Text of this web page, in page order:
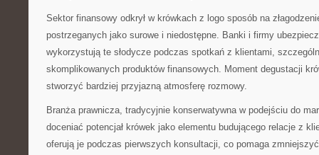
Sektor finansowy odkrył w krówkach z logo sposób na
postrzeganych jako surowe i niedostępne. Banki i firmy
wykorzystują te słodycze podczas spotkań z klientami,
skomplikowanych produktów finansowych. Moment degustacji
stworzyć bardziej przyjazną atmosferę rozmowy.
Branża prawnicza, tradycyjnie konserwatywna w podejściu do
doceniać potencjał krówek jako elementu budującego relacje z
oferują je podczas pierwszych konsultacji, co pomaga